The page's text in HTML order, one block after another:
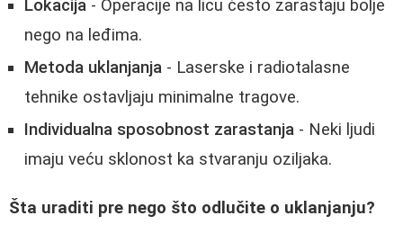
Lokacija - Operacije na licu često zarastaju bolje
nego na leđima.
Metoda uklanjanja - Laserske i radiotalasne
tehnike ostavljaju minimalne tragove.
Individualna sposobnost zarastanja - Neki ljudi
imaju veću sklonost ka stvaranju oziljaka.
Šta uraditi pre nego što odlučite o uklanjanju?